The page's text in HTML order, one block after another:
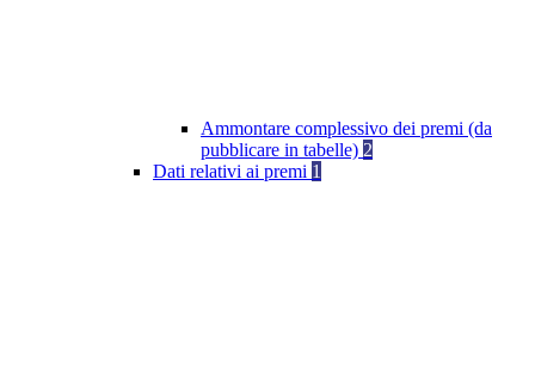
Ammontare complessivo dei premi (da
pubblicare in tabelle) 2
Dati relativi ai premi 1